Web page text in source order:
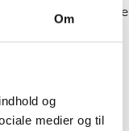
Om
og
medier og til
sløret for både
og
Concept, af
at blive udviklet